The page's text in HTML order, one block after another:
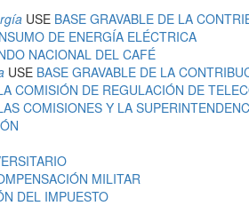
USE BASE GRAVABLE DE LA
DE ENERGÍA ELÉCTRICA
NACIONAL DEL CAFÉ
USE BASE GRAVABLE DE LA
COMISIÓN DE REGULACIÓN DE
COMISIONES Y LA
MILITAR
DEL IMPUESTO